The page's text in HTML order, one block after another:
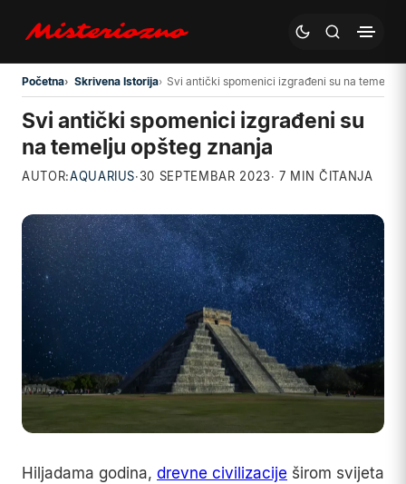
Preskoči na glavni sadržaj
Početna Skrivena Istorija Svi antički spomenici izgrađeni su na temelju
Svi antički spomenici izgrađeni su
na temelju opšteg znanja
AUTOR:AQUARIUS·30 SEPTEMBAR 2023· 7 MIN ČITANJA
Hiljadama godina, drevne civilizacije širom svijeta